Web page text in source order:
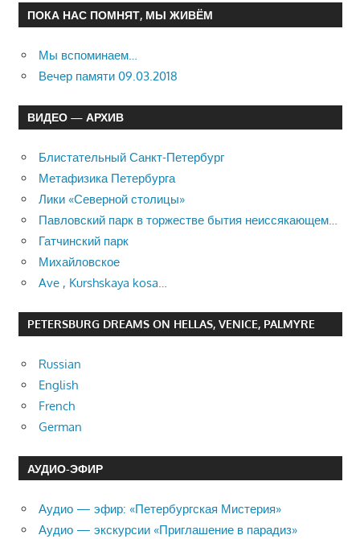
ПОКА НАС ПОМНЯТ, МЫ ЖИВЁМ
Мы вспоминаем…
Вечер памяти 09.03.2018
ВИДЕО — АРХИВ
Блистательный Санкт-Петербург
Метафизика Петербурга
Лики «Северной столицы»
Павловский парк в торжестве бытия неиссякающем…
Гатчинский парк
Михайловское
Ave , Kurshskaya kosa…
PETERSBURG DREAMS ON HELLAS, VENICE, PALMYRE
Russian
English
French
German
АУДИО-ЭФИР
Аудио — эфир: «Петербургская Мистерия»
Аудио — экскурсии «Приглашение в парадиз»